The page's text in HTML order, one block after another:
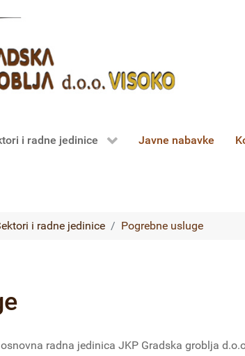
i radne jedinice Javne nabavke
i radne jedinice Pogrebne usluge
radna jedinica JKP Gradska groblja